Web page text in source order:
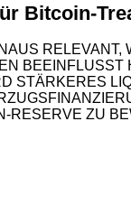
Bitcoin-
ZU